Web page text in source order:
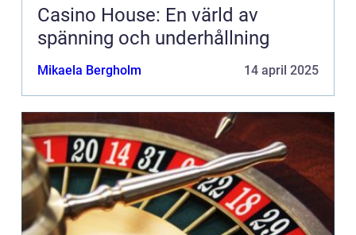
Casino House: En värld av
spänning och underhållning
Mikaela Bergholm 14 april 2025